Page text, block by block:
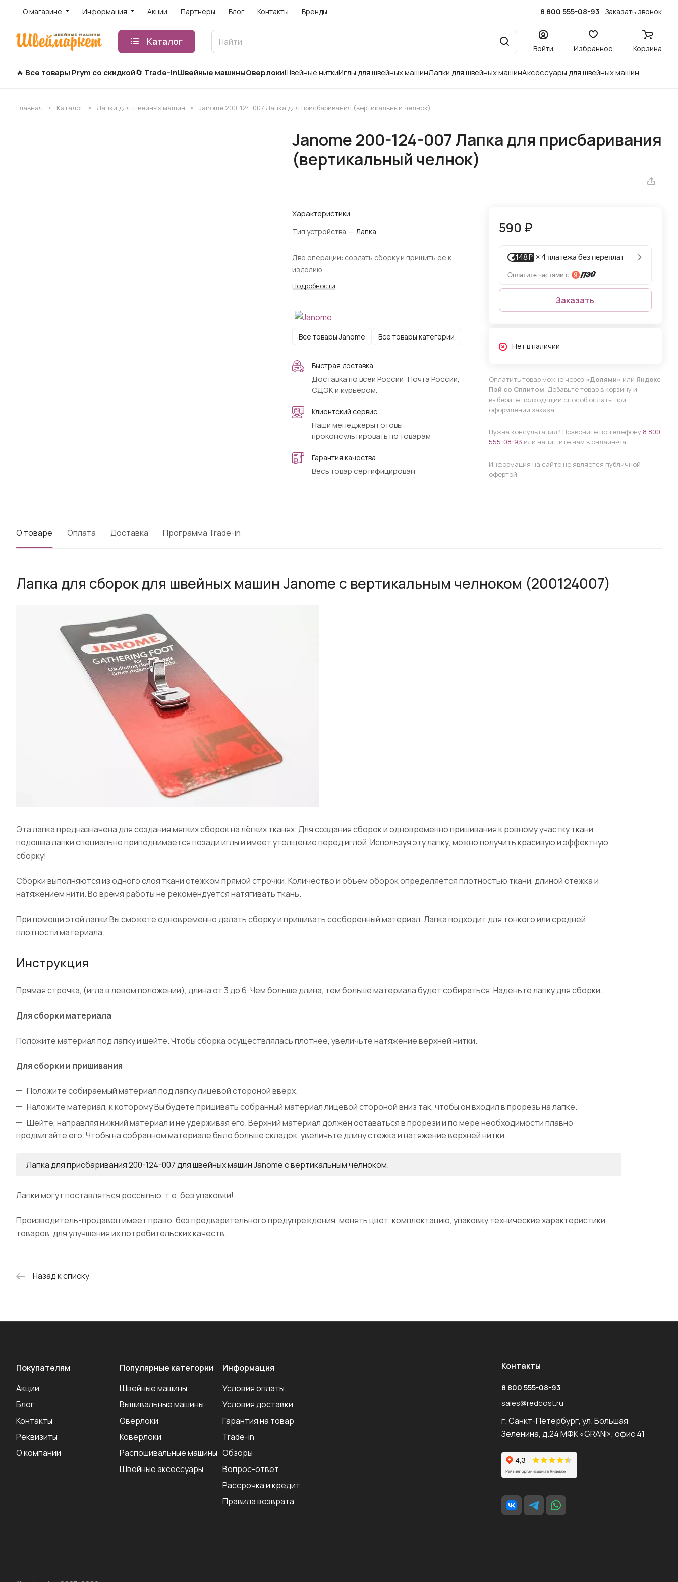
О магазине Информация Акции Партнеры Блог Контакты Бренды 8 800 555-08-93 Заказать звонок
Каталог
Войти Избранное Корзина
Все товары Prym со скидкой Trade-inШвейные машиныОверлокиШвейные ниткиИглы для швейных машинЛапки для швейных машинАксессуары для швейных машин
Главная Каталог Лапки для швейных машин Janome 200-124-007 Лапка для присбаривания (вертикальный челнок)
Janome 200-124-007 Лапка для присбаривания
(вертикальный челнок)
Характеристики
Тип устройства — Лапка
Две операции: создать сборку и пришить ее к
изделию.
Подробности
Все товары Janome Все товары категории
Быстрая доставка
Доставка по всей России: Почта России,
СДЭК и курьером.
Клиентский сервис
Наши менеджеры готовы
проконсультировать по товарам
Гарантия качества
Весь товар сертифицирован
590 ₽
Заказать
Нет в наличии
Оплатить товар можно через «Долями» или Яндекс
Пэй со Сплитом. Добавьте товар в корзину и
выберите подходящий способ оплаты при
оформлении заказа.
Нужна консультация? Позвоните по телефону 8 800
555-08-93 или напишите нам в онлайн-чат.
Информация на сайте не является публичной
офертой.
О товаре Оплата Доставка Программа Trade-in
Лапка для cборок для швейных машин Janome с вертикальным челноком (200124007)
Эта лапка предназначена для создания мягких сборок на лёгких тканях. Для создания сборок и одновременно пришивания к ровному участку ткани
подошва лапки специально приподнимается позади иглы и имеет утолщение перед иглой. Используя эту лапку, можно получить красивую и эффектную
сборку!
Сборки выполняются из одного слоя ткани стежком прямой строчки. Количество и объем оборок определяется плотностью ткани, длиной стежка и
натяжением нити. Во время работы не рекомендуется натягивать ткань.
При помощи этой лапки Вы сможете одновременно делать сборку и пришивать сосборенный материал. Лапка подходит для тонкого или средней
плотности материала.
Инструкция
Прямая строчка, (игла в левом положении), длина от 3 до 6. Чем больше длина, тем больше материала будет собираться. Наденьте лапку для сборки.
Для сборки материала
Положите материал под лапку и шейте. Чтобы сборка осуществлялась плотнее, увеличьте натяжение верхней нитки.
Для сборки и пришивания
Положите собираемый материал под лапку лицевой стороной вверх.
Наложите материал, к которому Вы будете пришивать собранный материал лицевой стороной вниз так, чтобы он входил в прорезь на лапке.
Шейте, направляя нижний материал и не удерживая его. Верхний материал должен оставаться в прорези и по мере необходимости плавно
продвигайте его. Чтобы на собранном материале было больше складок, увеличьте длину стежка и натяжение верхней нитки.
Лапка для присбаривания 200-124-007 для швейных машин Janome с вертикальным челноком.
Лапки могут поставляться россыпью, т.е. без упаковки!
Производитель-продавец имеет право, без предварительного предупреждения, менять цвет, комплектацию, упаковку технические характеристики
товаров, для улучшения их потребительских качеств.
Назад к списку
Покупателям
Акции
Блог
Контакты
Реквизиты
О компании
Популярные категории
Швейные машины
Вышивальные машины
Оверлоки
Коверлоки
Распошивальные машины
Швейные аксеcсуары
Информация
Условия оплаты
Условия доставки
Гарантия на товар
Trade-in
Обзоры
Вопрос-ответ
Рассрочка и кредит
Правила возврата
Контакты
8 800 555-08-93
sales@redcost.ru
г. Санкт-Петербург, ул. Большая
Зеленина, д.24 МФК «GRANI», офис 41